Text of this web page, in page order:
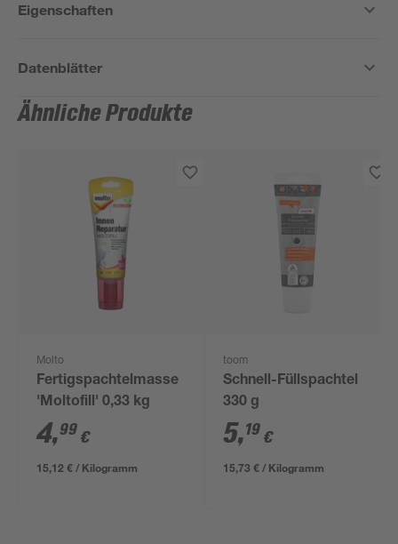
Eigenschaften
Datenblätter
Ähnliche Produkte
Molto
Fertigspachtelmasse
'Moltofill' 0,33 kg
4,99 €
15,12 € / Kilogramm
toom
Schnell-Füllspachtel
330 g
5,19 €
15,73 € / Kilogramm